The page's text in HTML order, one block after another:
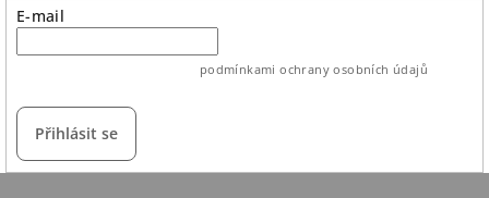
E-mail
podmínkami ochrany osobních údajů
Přihlásit se